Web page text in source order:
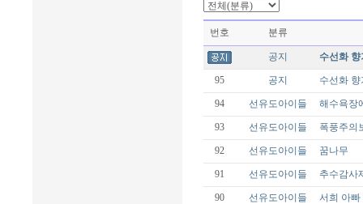
번호 분류
공지 수선화
95 공지 수선화
94 선유도아이들 해수욕장
93 선유도아이들 폭풍주의
92 선유도아이들 꿈나무
91 선유도아이들 추수감사
90 선유도아이들 서희 아빠